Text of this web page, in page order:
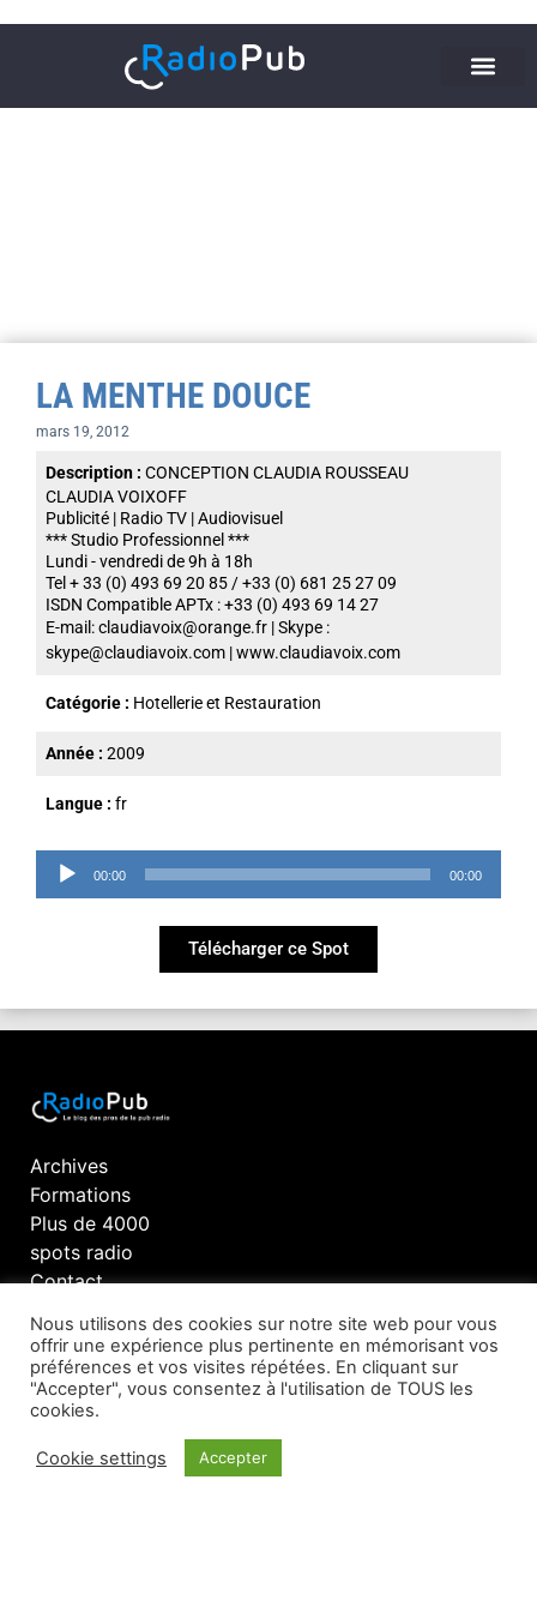
LA MENTHE DOUCE
mars 19, 2012
Description : CONCEPTION CLAUDIA ROUSSEAU
CLAUDIA VOIXOFF
Publicité | Radio TV | Audiovisuel
*** Studio Professionnel ***
Lundi - vendredi de 9h à 18h
Tel + 33 (0) 493 69 20 85 / +33 (0) 681 25 27 09
ISDN Compatible APTx : +33 (0) 493 69 14 27
E-mail:claudiavoix@orange.fr | Skype :
skype@claudiavoix.com | www.claudiavoix.com
Catégorie : Hotellerie et Restauration
Année : 2009
Langue : fr
Lecteur00:00 00:00
Télécharger ce Spot
Archives
Formations
Plus de 4000
spots radio
Contact
Recevez les nouveaux articles par email
Nous utilisons des cookies sur notre site web pour vous
offrir une expérience plus pertinente en mémorisant vos
préférences et vos visites répétées. En cliquant sur
"Accepter", vous consentez à l'utilisation de TOUS les
cookies.
Cookie settings Accepter